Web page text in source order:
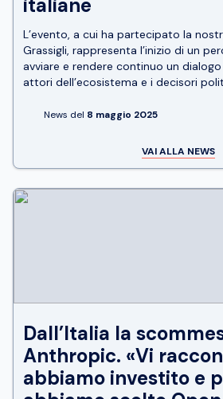
italiane
L’evento, a cui ha partecipato la
Grassigli, rappresenta l’inizio di un
avviare e rendere continuo un
attori dell’ecosistema e i decisori
News del 8 maggio 2025
VAI ALLA NEWS
Dall’Italia la
Anthropic. «Vi
abbiamo investito e